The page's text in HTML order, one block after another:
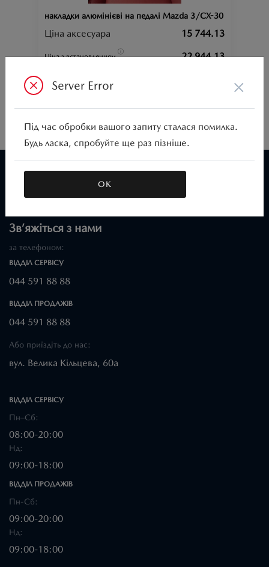
накладки алюмінієві на педалі Mazda 3/CX-30
Ціна аксесуара 15 744.13
Ціна з встановленням 22 944.13
ВІДІ СКАЙ
Зв’яжіться з нами
за телефоном:
ВІДДІЛ CЕРВІСУ
044 591 88 88
ВІДДІЛ ПРОДАЖІВ
044 591 88 88
Або приїздіть до нас:
вул. Велика Кільцева, 60а
ВІДДІЛ CЕРВІСУ
Пн–Сб:
08:00-20:00
Нд:
09:00-18:00
ВІДДІЛ ПРОДАЖІВ
Пн-Сб:
09:00-20:00
Нд:
09:00-18:00
Server Error ×
Під час обробки вашого запиту сталася помилка.
Будь ласка, спробуйте ще раз пізніше.
ОК